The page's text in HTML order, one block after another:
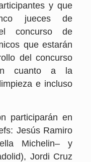
y que
jueces de
concurso de
que estarán
del concurso
cuanto a la
e incluso
participarán en
Jesús Ramiro
Michelin– y
Jordi Cruz